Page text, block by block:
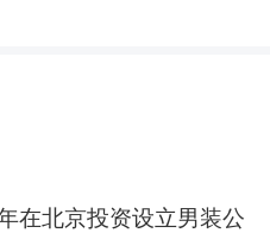
北京投资设立男装公